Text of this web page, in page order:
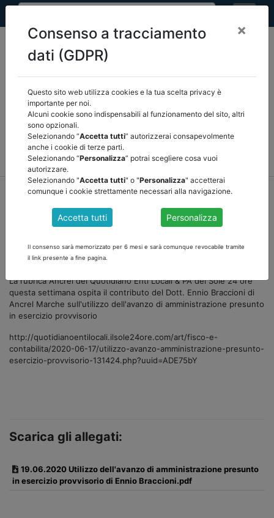
Seleziona una categoria:
COMUNICAZIONI
RASSEGNA STAMPA VEDI TUTTE
home notizie articoli ancrel/torna indietro
PRESUNTO IN ESERCIZIO PROVVISORIO DI
Ennio Braccioni
La rubrica Ancrel del Quotidiano Enti Locali & PA del Sole 24 ore
questa settimana ospita il contributo del Dott. Ennio Braccioni di
Ancrel Marche sull'utilizzo dell'avanzo di amministrazione presunto
in esercizio provvisorio
http://quotidianoentilocali.ilsole24ore.com/art/fisco-e-
contabilita/2020-06-17/utilizzo-avanzo-amministrazione-presunto-
esercizio-provvisorio-131424.php?uuid=ADE75bY
Scarica gli allegati:
19.06.2020 Utilizzo dell'avanzo di amministrazione presunto
in esercizio provvisorio di Ennio Braccioni.pdf
Consenso a tracciamento
dati (GDPR)
×
Questo sito web utilizza cookies e la tua scelta privacy è
importante per noi.
Alcuni cookie sono indispensabili al funzionamento del sito, altri
sono opzionali.
Selezionando “Accetta tutti” autorizzerai consapevolmente
anche i cookie di terze parti.
Selezionando “Personalizza” potrai scegliere cosa vuoi
autorizzare.
Selezionando "Accetta tutti" o "Personalizza" accetterai
comunque i cookie strettamente necessari alla navigazione.
Accetta tutti Personalizza
Il consenso sarà memorizzato per 6 mesi e sarà comunque revocabile tramite
il link presente a fine pagina.